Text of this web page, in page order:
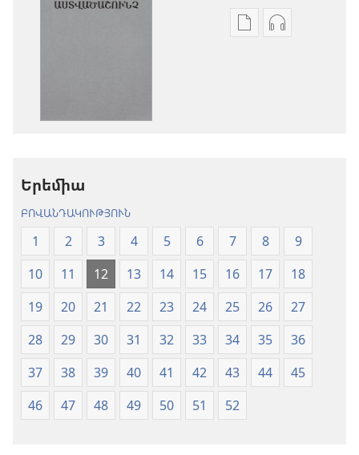
Թվային
Երեմիա
ԲՈՎԱՆԴԱԿՈՒԹՅՈՒՆ
1 2 3 4 5 6 7 8
9
10
11 12 13 14 15 16 17
18
19
20 21 22 23 24 25 26
27
28
29 30 31 32 33 34 35
36
37
38 39 40 41 42 43 44
45
46
47 48 49 50 51 52